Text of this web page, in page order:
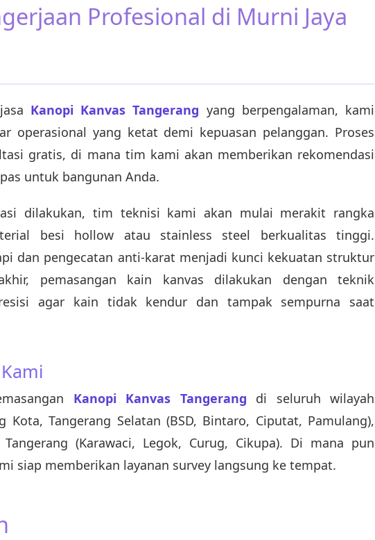
Profesional di Murni Jaya
Kanopi Kanvas Tangerang yang berpengalaman, kami
operasional yang ketat demi kepuasan pelanggan. Proses
gratis, di mana tim kami akan memberikan rekomendasi
untuk bangunan Anda.
dilakukan, tim teknisi kami akan mulai merakit rangka
besi hollow atau stainless steel berkualitas tinggi.
dan pengecatan anti-karat menjadi kunci kekuatan struktur
pemasangan kain kanvas dilakukan dengan teknik
agar kain tidak kendur dan tampak sempurna saat
Kanopi Kanvas Tangerang di seluruh wilayah
Kota, Tangerang Selatan (BSD, Bintaro, Ciputat, Pamulang),
(Karawaci, Legok, Curug, Cikupa). Di mana pun
siap memberikan layanan survey langsung ke tempat.